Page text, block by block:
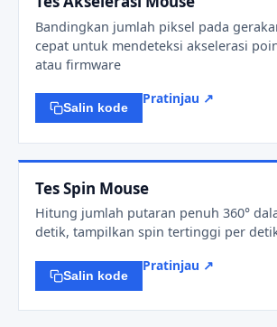
Bandingkan jumlah piksel pada
cepat untuk mendeteksi akselerasi
atau firmware
Salin kode
Pratinjau ↗
Tes Spin Mouse
Hitung jumlah putaran penuh 360°
detik, tampilkan spin tertinggi per
Salin kode
Pratinjau ↗